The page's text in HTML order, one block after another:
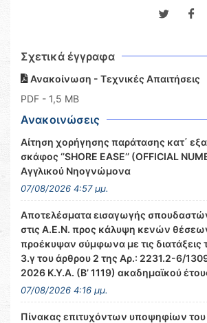
Σχετικά έγγραφα
Ανακοίνωση - Τεχνικές Απαιτήσεις
PDF - 1,5 MB
Ανακοινώσεις
Αίτηση χορήγησης παράτασης κατ΄
σκάφος ‘’SHORE EASE’’ (OFFICIAL
Αγγλικού Νηογνώμονα
07/08/2026 4:57 μμ.
Αποτελέσματα εισαγωγής
στις Α.Ε.Ν. προς κάλυψη κενών
προέκυψαν σύμφωνα με τις διατάξεις
3.γ του άρθρου 2 της Αρ.: 2231.2-6/
2026 Κ.Υ.Α. (Β’ 1119) ακαδημαϊκού
07/08/2026 4:16 μμ.
Πίνακας επιτυχόντων υποψηφίων